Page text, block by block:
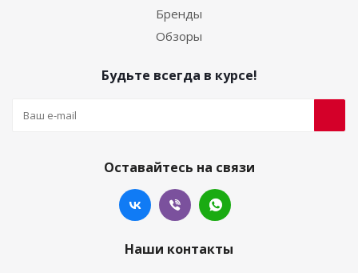
Бренды
Обзоры
Будьте всегда в курсе!
Оставайтесь на связи
Наши контакты